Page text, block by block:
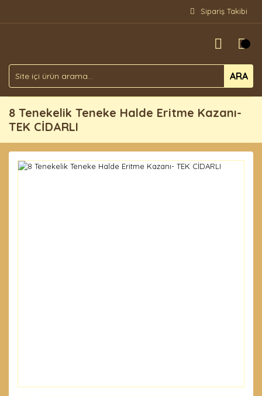
Sipariş Takibi
ARA
8 Tenekelik Teneke Halde Eritme Kazanı-
TEK CİDARLI